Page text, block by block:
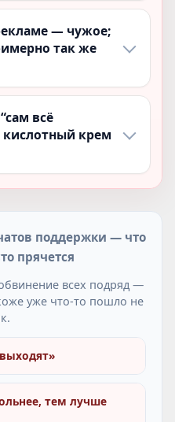
— чужое;
так же
всё
кислотный крем
поддержки — что
прячется
всех подряд —
уже что-то пошло не
тем лучше